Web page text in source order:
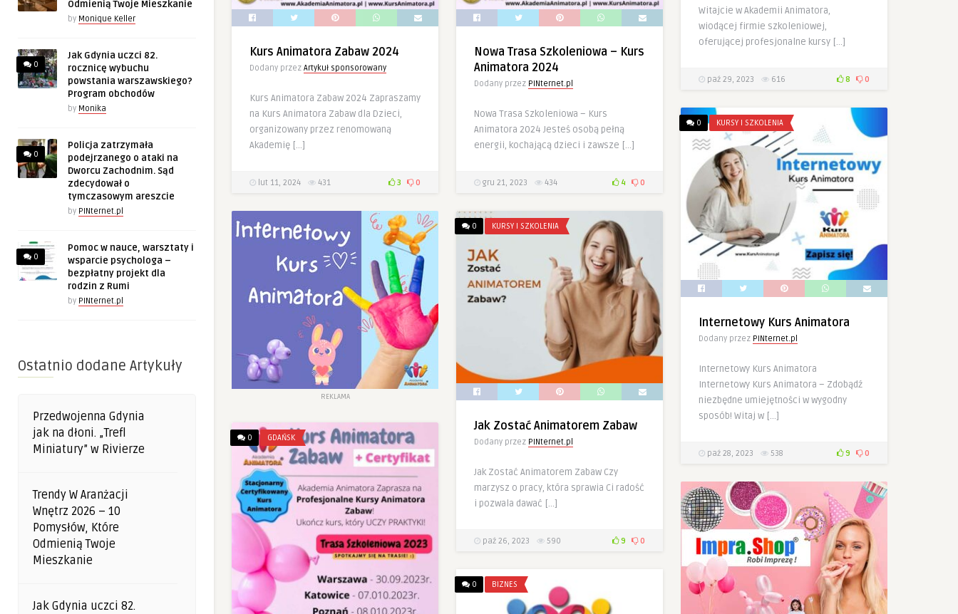
Odmienią Twoje Mieszkanie
by Monique Keller
0
Jak Gdynia uczci 82.
rocznicę wybuchu
powstania warszawskiego?
Program obchodów
by Monika
0
Policja zatrzymała
podejrzanego o ataki na
Dworcu Zachodnim. Sąd
zdecydował o
tymczasowym areszcie
by PINternet.pl
0
Pomoc w nauce, warsztaty i
wsparcie psychologa –
bezpłatny projekt dla
rodzin z Rumi
by PINternet.pl
Ostatnio dodane Artykuły
Przedwojenna Gdynia
jak na dłoni. „Trefl
Miniatury” w Rivierze
Trendy W Aranżacji
Wnętrz 2026 – 10
Pomysłów, Które
Odmienią Twoje
Mieszkanie
Jak Gdynia uczci 82.
Kurs Animatora Zabaw 2024
Dodany przez Artykuł sponsorowany
Kurs Animatora Zabaw 2024 Zapraszamy
na Kurs Animatora Zabaw dla Dzieci,
organizowany przez renomowaną
Akademię […]
lut 11, 2024 431 3 0
Nowa Trasa Szkoleniowa – Kurs
Animatora 2024
Dodany przez PINternet.pl
Nowa Trasa Szkoleniowa – Kurs
Animatora 2024 Jesteś osobą pełną
energii, kochającą dzieci i zawsze […]
gru 21, 2023 434 4 0
Witajcie w Akademii Animatora,
wiodącej firmie szkoleniowej,
oferującej profesjonalne kursy […]
paź 29, 2023 616 8 0
0 KURSY I SZKOLENIA
Internetowy Kurs Animatora
Dodany przez PINternet.pl
Internetowy Kurs Animatora
Internetowy Kurs Animatora – Zdobądź
niezbędne umiejętności w wygodny
sposób! Witaj w […]
paź 28, 2023 538 9 0
REKLAMA
0 KURSY I SZKOLENIA
Jak Zostać Animatorem Zabaw
Dodany przez PINternet.pl
Jak Zostać Animatorem Zabaw Czy
marzysz o pracy, która sprawia Ci radość
i pozwala dawać […]
paź 26, 2023 590 9 0
0 GDAŃSK
0 BIZNES